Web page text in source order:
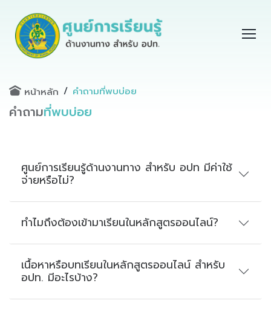
หน้าหลัก คำถามที่พบบ่อย
คำถามที่พบบ่อย
ศูนย์การเรียนรู้ด้านงานทาง สำหรับ อปท มีค่าใช้
จ่ายหรือไม่?
ทำไมถึงต้องเข้ามาเรียนในหลักสูตรออนไลน์?
เนื้อหาหรือบทเรียนในหลักสูตรออนไลน์ สำหรับ
อปท. มีอะไรบ้าง?